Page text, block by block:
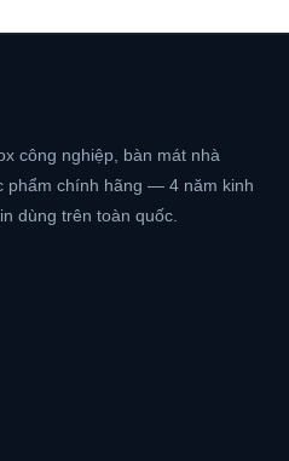
công nghiệp, bàn mát nhà
phẩm chính hãng — 4 năm kinh
dùng trên toàn quốc.